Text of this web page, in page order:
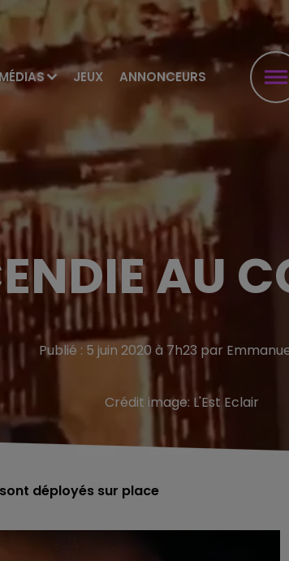
JEUX ANNONCEURS
AU
Publié : 5 juin 2020 à 7h23 par
Crédit image: L'Est Eclair
déployés sur place